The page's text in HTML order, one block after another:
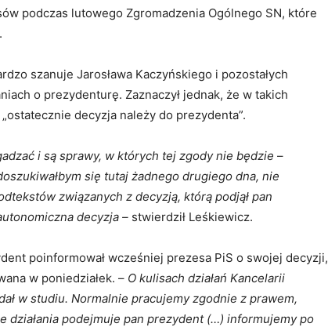
podczas lutowego Zgromadzenia Ogólnego SN, które
szanuje Jarosława Kaczyńskiego i pozostałych
o prezydenturę. Zaznaczył jednak, że w takich
decyzja należy do prezydenta”.
i są sprawy, w których tej zgody nie będzie –
się tutaj żadnego drugiego dna, nie
związanych z decyzją, którą podjął pan
decyzja – stwierdził Leśkiewicz.
poinformował wcześniej prezesa PiS o swojej decyzji,
w poniedziałek. – O kulisach działań Kancelarii
w studiu. Normalnie pracujemy zgodnie z prawem,
działania podejmuje pan prezydent (…) informujemy po